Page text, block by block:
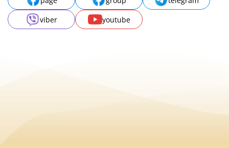
viber
youtube